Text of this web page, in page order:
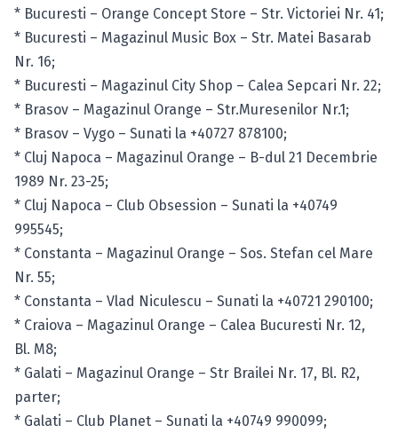
* Bucuresti – Orange Concept Store – Str. Victoriei Nr. 41;
* Bucuresti – Magazinul Music Box – Str. Matei Basarab
Nr. 16;
* Bucuresti – Magazinul City Shop – Calea Sepcari Nr. 22;
* Brasov – Magazinul Orange – Str.Muresenilor Nr.1;
* Brasov – Vygo – Sunati la +40727 878100;
* Cluj Napoca – Magazinul Orange – B-dul 21 Decembrie
1989 Nr. 23-25;
* Cluj Napoca – Club Obsession – Sunati la +40749
995545;
* Constanta – Magazinul Orange – Sos. Stefan cel Mare
Nr. 55;
* Constanta – Vlad Niculescu – Sunati la +40721 290100;
* Craiova – Magazinul Orange – Calea Bucuresti Nr. 12,
Bl. M8;
* Galati – Magazinul Orange – Str Brailei Nr. 17, Bl. R2,
parter;
* Galati – Club Planet – Sunati la +40749 990099;